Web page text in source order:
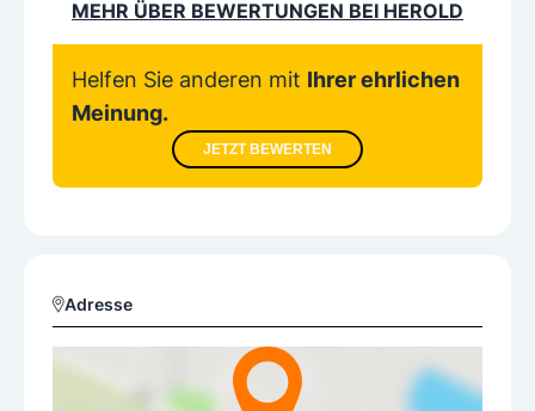
MEHR ÜBER BEWERTUNGEN BEI HEROLD
Helfen Sie anderen mit Ihrer ehrlichen
Meinung.
JETZT BEWERTEN
Adresse